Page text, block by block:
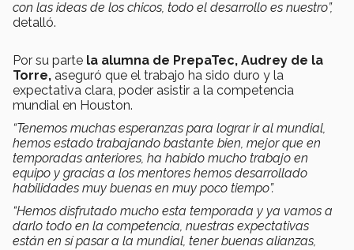
con las ideas de los chicos, todo el desarrollo es nuestro”,
detalló.
Por su parte la alumna de PrepaTec, Audrey de la
Torre, aseguró que el trabajo ha sido duro y la
expectativa clara, poder asistir a la competencia
mundial en Houston.
“Tenemos muchas esperanzas para lograr ir al mundial,
hemos estado trabajando bastante bien, mejor que en
temporadas anteriores, ha habido mucho trabajo en
equipo y gracias a los mentores hemos desarrollado
habilidades muy buenas en muy poco tiempo”.
“Hemos disfrutado mucho esta temporada y ya vamos a
darlo todo en la competencia, nuestras expectativas
están en sí pasar a la mundial, tener buenas alianzas,